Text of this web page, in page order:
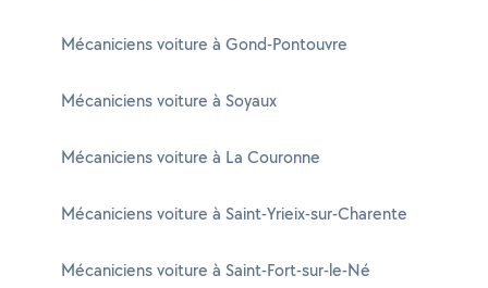
Mécaniciens voiture à Gond-Pontouvre
Mécaniciens voiture à Soyaux
Mécaniciens voiture à La Couronne
Mécaniciens voiture à Saint-Yrieix-sur-Charente
Mécaniciens voiture à Saint-Fort-sur-le-Né